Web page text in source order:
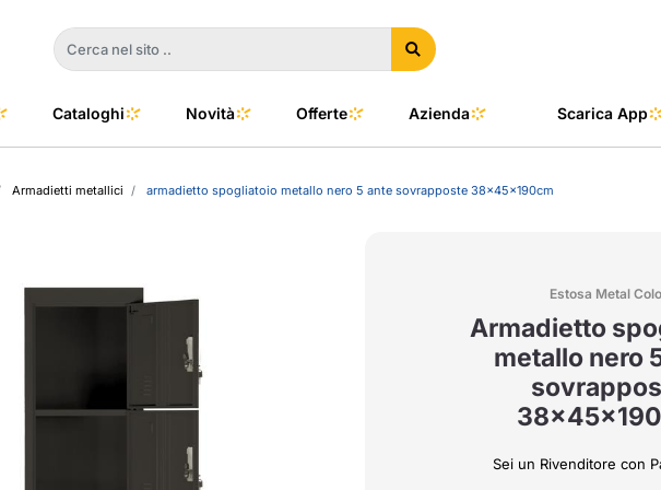
Cataloghi Novità Offerte Azienda Scarica App
Armadietti metallici armadietto spogliatoio metallo nero 5 ante sovrapposte 38x45x190cm
Estosa Metal
Armadietto
metallo nero
Sei un Rivenditore con